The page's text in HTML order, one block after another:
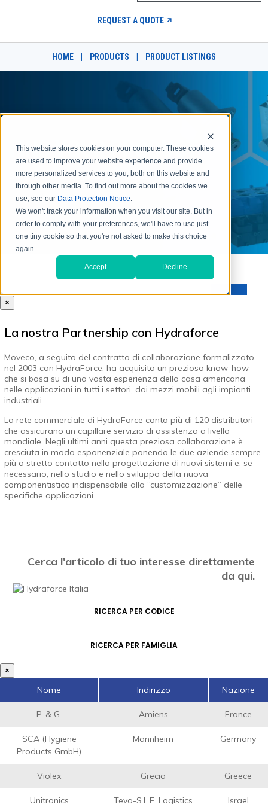
×
La nostra Partnership con Hydraforce
Moveco, a seguito del contratto di collaborazione formalizzato
nel 2003 con HydraForce, ha acquisito un prezioso know-how
che si basa su di una vasta esperienza della casa americana
nelle applicazioni in tutti i settori, dai mezzi mobili agli impianti
industriali.
La rete commerciale di HydraForce conta più di 120 distributori
che assicurano un capillare servizio di assistenza a livello
mondiale. Negli ultimi anni questa preziosa collaborazione è
cresciuta in modo esponenziale ponendo le due aziende sempre
più a stretto contatto nella progettazione di nuovi sistemi e, se
necessario, nello studio e nello sviluppo della nuova
componentistica indispensabile alla “customizzazione” delle
specifiche applicazioni.
Cerca l'articolo di tuo interesse direttamente
da qui.
RICERCA PER CODICE
RICERCA PER FAMIGLIA
×
Nome Indirizzo Nazione
P. & G. Amiens France
SCA (Hygiene
Products GmbH)
Mannheim Germany
Violex Grecia Greece
Unitronics Teva-S.L.E. Logistics Israel